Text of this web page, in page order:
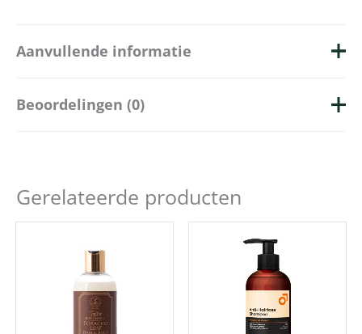
Aanvullende informatie
Merk
Beoordelingen (0)
Enkel ingelogde klanten die dit product gekocht
hebben, kunnen een beoordeling schrijven.
Gerelateerde producten